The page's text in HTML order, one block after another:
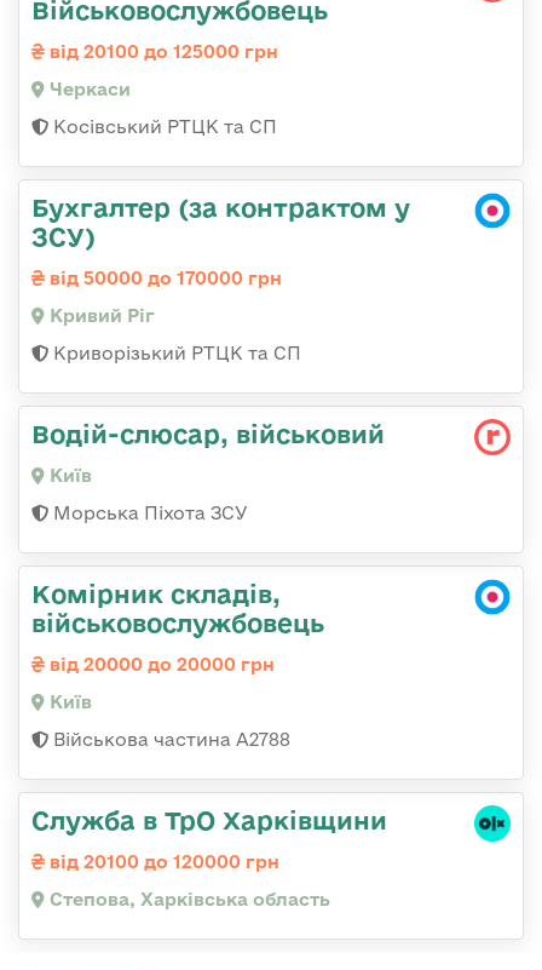
Військовослужбовець
від 20100 до 125000 грн
Черкаси
Косівський РТЦК та СП
Бухгалтер (за контрактом у
ЗСУ)
від 50000 до 170000 грн
Кривий Ріг
Криворізький РТЦК та СП
Водій-слюсаp, військовий
Київ
Морська Піхота ЗСУ
Комірник складів,
військовослужбовець
від 20000 до 20000 грн
Київ
Військова частина А2788
Служба в ТрО Харківщини
від 20100 до 120000 грн
Степова, Харківська область